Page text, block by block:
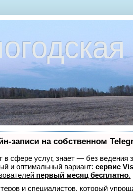
записи на собственном
в сфере услуг, знает — без
и оптимальный вариант: сервис
первый месяц бесплатно.
и специалистов, который